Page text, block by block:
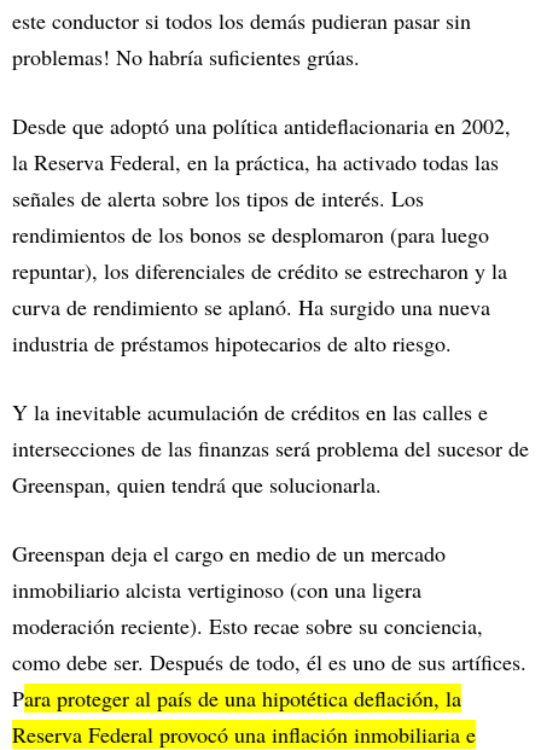
este conductor si todos los demás pudieran pasar sin
problemas! No habría suficientes grúas.
Desde que adoptó una política antideflacionaria en 2002,
la Reserva Federal, en la práctica, ha activado todas las
señales de alerta sobre los tipos de interés. Los
rendimientos de los bonos se desplomaron (para luego
repuntar), los diferenciales de crédito se estrecharon y la
curva de rendimiento se aplanó. Ha surgido una nueva
industria de préstamos hipotecarios de alto riesgo.
Y la inevitable acumulación de créditos en las calles e
intersecciones de las finanzas será problema del sucesor de
Greenspan, quien tendrá que solucionarla.
Greenspan deja el cargo en medio de un mercado
inmobiliario alcista vertiginoso (con una ligera
moderación reciente). Esto recae sobre su conciencia,
como debe ser. Después de todo, él es uno de sus artífices.
Para proteger al país de una hipotética deflación, la
Reserva Federal provocó una inflación inmobiliaria e